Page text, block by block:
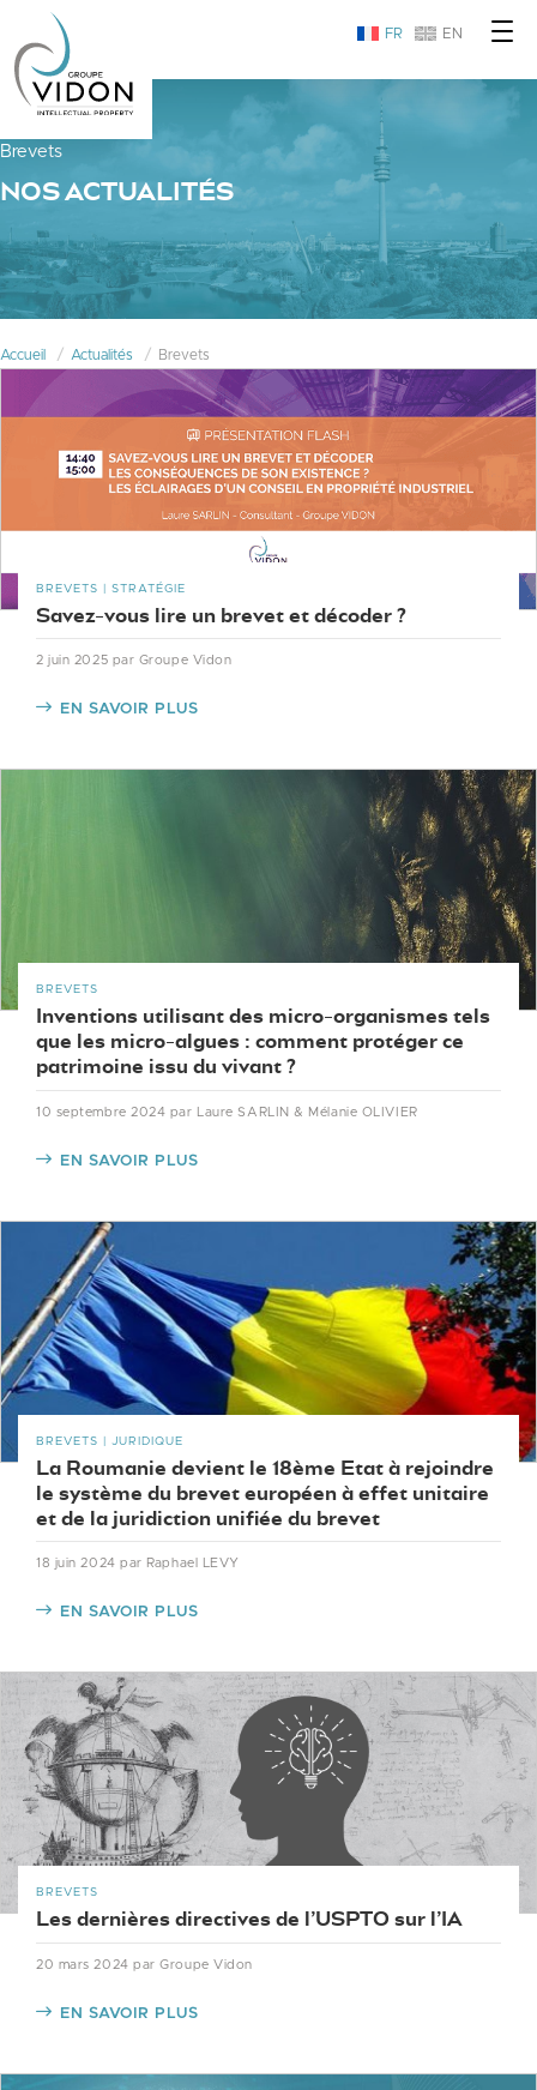
FR EN
Brevets
NOS ACTUALITÉS
Accueil Actualités Brevets
BREVETS | STRATÉGIE
Savez-vous lire un brevet et décoder ?
2 juin 2025 par Groupe Vidon
EN SAVOIR PLUS
BREVETS
Inventions utilisant des micro-organismes tels
que les micro-algues : comment protéger ce
patrimoine issu du vivant ?
10 septembre 2024 par Laure SARLIN & Mélanie OLIVIER
EN SAVOIR PLUS
BREVETS | JURIDIQUE
La Roumanie devient le 18ème Etat à rejoindre
le système du brevet européen à effet unitaire
et de la juridiction unifiée du brevet
18 juin 2024 par Raphael LEVY
EN SAVOIR PLUS
BREVETS
Les dernières directives de l’USPTO sur l’IA
20 mars 2024 par Groupe Vidon
EN SAVOIR PLUS